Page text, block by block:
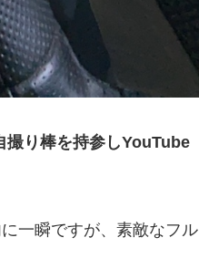
撮り棒を持参しYouTube
一瞬ですが、素敵なフル